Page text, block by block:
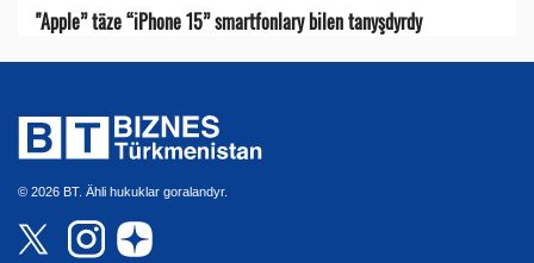
"Apple” täze “iPhone 15” smartfonlary bilen tanyşdyrdy
© 2026 BT. Ähli hukuklar goralandyr.